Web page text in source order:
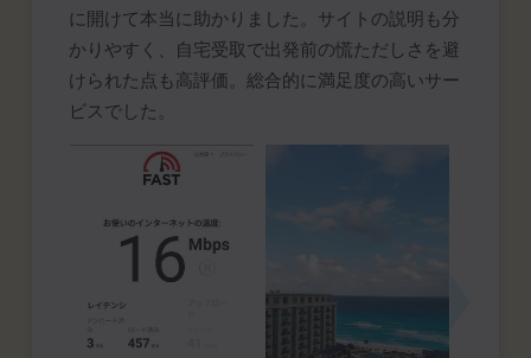
に開けて本当に助かりました。サイトの説明も分
かりやすく、自宅受取で出発前の慌ただしさを避
けられた点も高評価。総合的に満足度の高いサー
ビスでした。